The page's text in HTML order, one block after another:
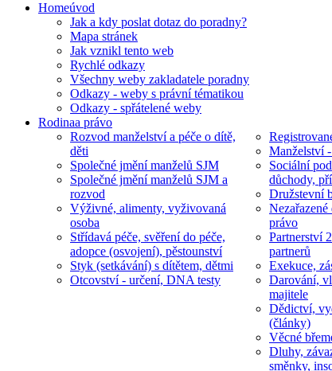
Homeúvod
Jak a kdy poslat dotaz do poradny?
Mapa stránek
Jak vznikl tento web
Rychlé odkazy
Všechny weby zakladatele poradny
Odkazy - weby s právní tématikou
Odkazy - spřátelené weby
Rodinaa právo
Rozvod manželství a péče o dítě,
děti
Společné jmění manželů SJM
Společné jmění manželů SJM a
rozvod
Výživné, alimenty, vyživovaná
osoba
Střídavá péče, svěření do péče,
adopce (osvojení), pěstounství
Styk (setkávání) s dítětem, dětmi
Otcovství - určení, DNA testy
Manželství
Sociální
důchody,
Družstevní
právo
Partnerství
partnerů
Exekuce,
Darování,
majitele
Dědictví,
(články)
Věcné
Dluhy,
směnky,